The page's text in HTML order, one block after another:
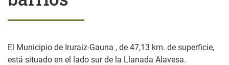
El Municipio de Iruraiz-Gauna , de 47,13 km. de superficie,
está situado en el lado sur de la Llanada Alavesa.